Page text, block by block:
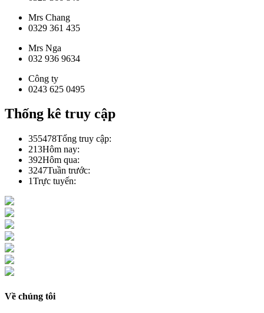
Mrs Chang
0329 361 435
Mrs Nga
032 936 9634
Công ty
0243 625 0495
Thống kê truy cập
355478Tổng truy cập:
213Hôm nay:
392Hôm qua:
3247Tuần trước:
1Trực tuyến:
Về chúng tôi